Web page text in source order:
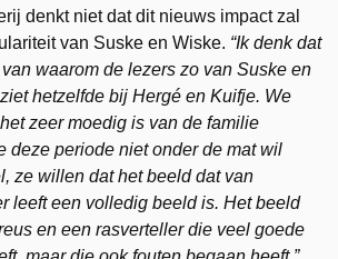
denkt niet dat dit nieuws impact zal
van Suske en Wiske. “Ik denk dat
waarom de lezers zo van Suske en
hetzelfde bij Hergé en Kuifje. We
zeer moedig is van de familie
deze periode niet onder de mat wil
ze willen dat het beeld dat van
leeft een volledig beeld is. Het beeld
en een rasverteller die veel goede